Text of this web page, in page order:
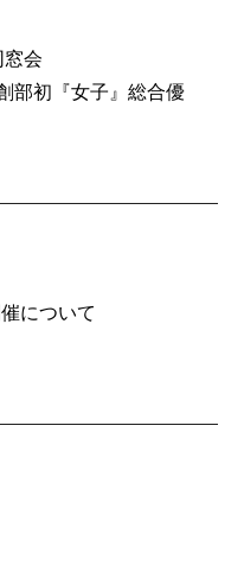
会
初『女子』総合優
の開催について
隊いざ見参